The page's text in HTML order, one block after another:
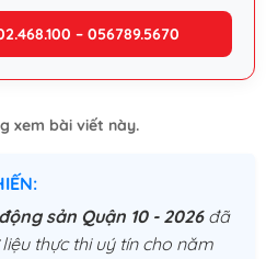
– 056789.5670
xem bài viết này.
sản Quận 10 - 2026đã
thực thi uý tín cho năm